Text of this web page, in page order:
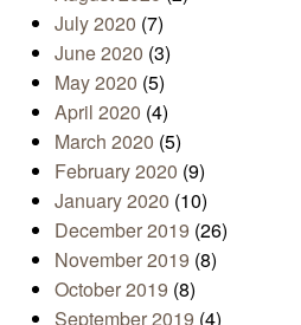
July 2020 (7)
June 2020 (3)
May 2020 (5)
April 2020 (4)
March 2020 (5)
February 2020 (9)
January 2020 (10)
December 2019 (26)
November 2019 (8)
October 2019 (8)
September 2019 (4)